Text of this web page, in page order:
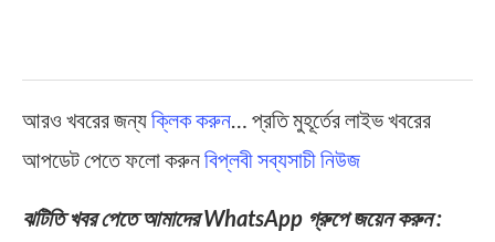
আরও খবরের জন্যক্লিক করুন … প্রতি মুহূর্তের লাইভ খবরের
আপডেট পেতে ফলো করুনবিপ্লবী সব্যসাচী নিউজ
ঝটিতি খবর পেতে আমাদের WhatsApp গ্রুপে জয়েন করুন :